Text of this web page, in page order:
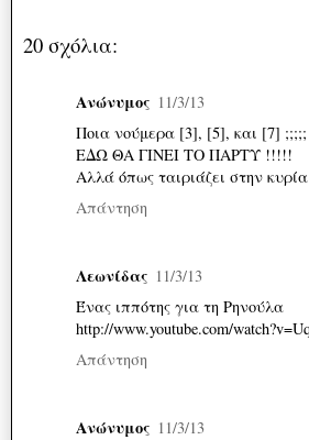
20 σχόλια:
Ανώνυμος 11/3/13
Ποια νούμερα [3], [5], και [7] ;;;;;
ΕΔΩ ΘΑ ΓΙΝΕΙ ΤΟ ΠΑΡΤΥ !!!!!
Αλλά όπως ταιριάζει στην
Απάντηση
Λεωνίδας 11/3/13
Ένας ιππότης για τη Ρηνούλα
http://www.youtube.com/
Απάντηση
Ανώνυμος 11/3/13